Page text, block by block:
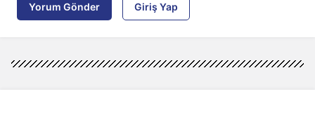
Yorum Gönder Giriş Yap